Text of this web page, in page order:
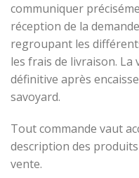
communiquer
réception de la
regroupant les
les frais de livraison. La
définitive après
savoyard.
Tout commande vaut
description des
vente.